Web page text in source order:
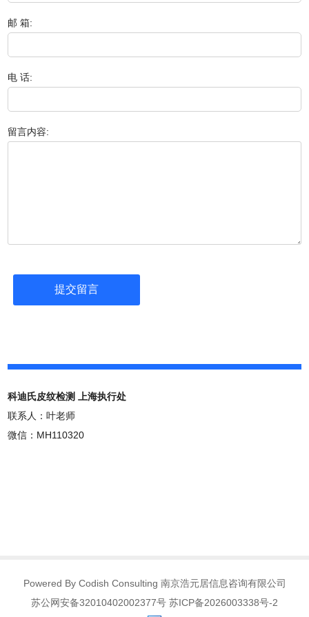
邮 箱:
电 话:
留言内容:
科迪氏皮纹检测 上海执行处
联系人：叶老师
微信：MH110320
Powered By Codish Consulting 南京浩元居信息咨询有限公司
苏公网安备32010402002377号 苏ICP备2026003338号-2